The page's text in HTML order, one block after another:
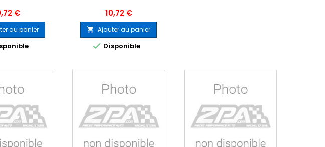
€
au panier
Prix
10,72 €
 Ajouter au panier
 Disponible